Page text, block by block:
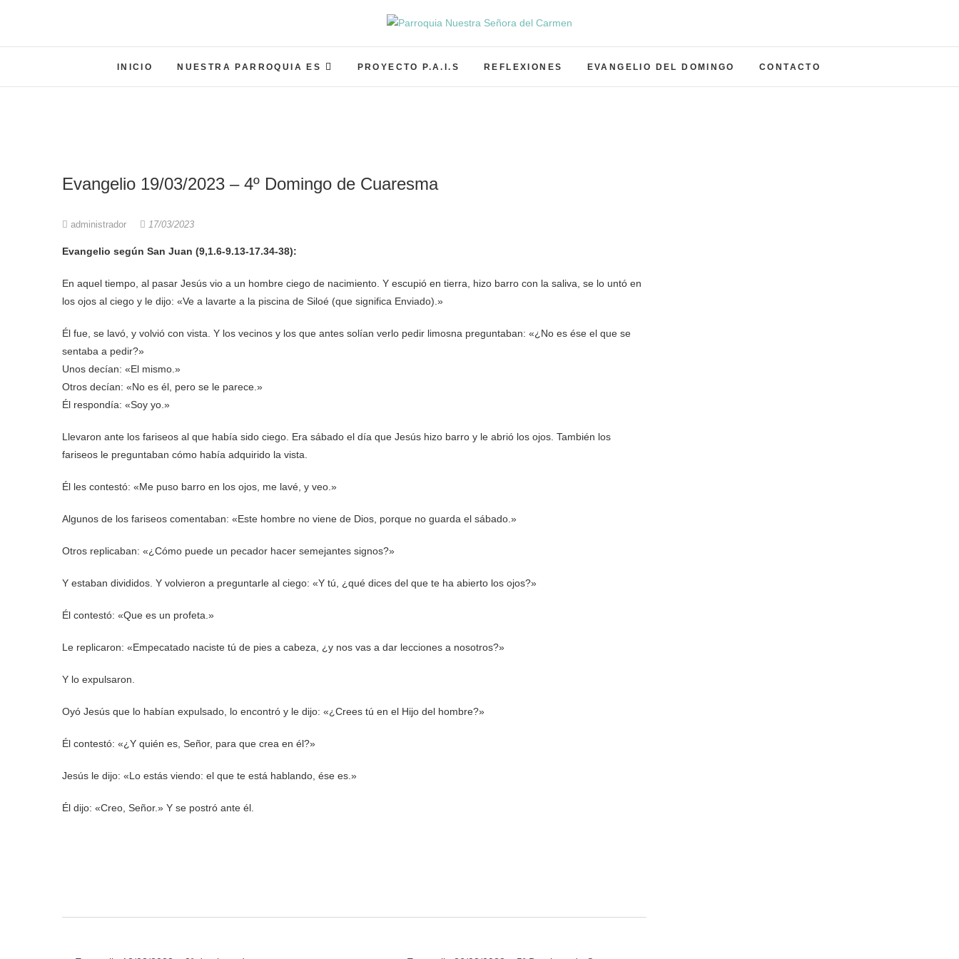
Parroquia Nuestra Señora del Carmen
INICIO NUESTRA PARROQUIA ES PROYECTO P.A.I.S REFLEXIONES EVANGELIO DEL DOMINGO CONTACTO
Evangelio 19/03/2023 – 4º Domingo de Cuaresma
administrador 17/03/2023
Evangelio según San Juan (9,1.6-9.13-17.34-38):
En aquel tiempo, al pasar Jesús vio a un hombre ciego de nacimiento. Y escupió en tierra, hizo barro con la saliva, se lo untó en
los ojos al ciego y le dijo: «Ve a lavarte a la piscina de Siloé (que significa Enviado).»
Él fue, se lavó, y volvió con vista. Y los vecinos y los que antes solían verlo pedir limosna preguntaban: «¿No es ése el que se
sentaba a pedir?»
Unos decían: «El mismo.»
Otros decían: «No es él, pero se le parece.»
Él respondía: «Soy yo.»
Llevaron ante los fariseos al que había sido ciego. Era sábado el día que Jesús hizo barro y le abrió los ojos. También los
fariseos le preguntaban cómo había adquirido la vista.
Él les contestó: «Me puso barro en los ojos, me lavé, y veo.»
Algunos de los fariseos comentaban: «Este hombre no viene de Dios, porque no guarda el sábado.»
Otros replicaban: «¿Cómo puede un pecador hacer semejantes signos?»
Y estaban divididos. Y volvieron a preguntarle al ciego: «Y tú, ¿qué dices del que te ha abierto los ojos?»
Él contestó: «Que es un profeta.»
Le replicaron: «Empecatado naciste tú de pies a cabeza, ¿y nos vas a dar lecciones a nosotros?»
Y lo expulsaron.
Oyó Jesús que lo habían expulsado, lo encontró y le dijo: «¿Crees tú en el Hijo del hombre?»
Él contestó: «¿Y quién es, Señor, para que crea en él?»
Jesús le dijo: «Lo estás viendo: el que te está hablando, ése es.»
Él dijo: «Creo, Señor.» Y se postró ante él.